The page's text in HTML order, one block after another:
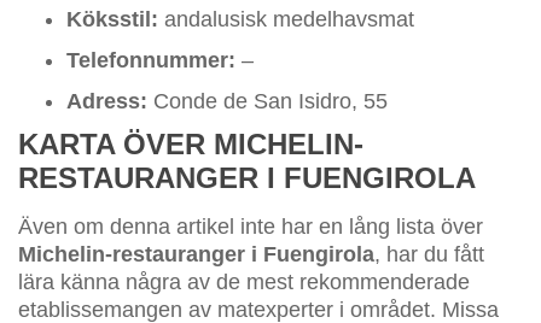
Köksstil: andalusisk medelhavsmat
Telefonnummer: –
Adress: Conde de San Isidro, 55
KARTA ÖVER MICHELIN-
RESTAURANGER I FUENGIROLA
Även om denna artikel inte har en lång lista över
Michelin-restauranger i Fuengirola, har du fått
lära känna några av de mest rekommenderade
etablissemangen av matexperter i området. Missa